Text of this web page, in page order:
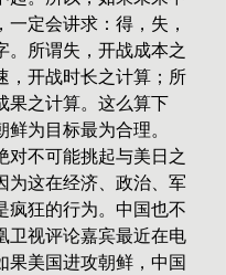
一定会讲求：得，失，
。所谓失，开战成本之
，开战时长之计算；所
果之计算。这么算下
鲜为目标最为合理。
对不可能挑起与美日之
为这在经济、政治、军
疯狂的行为。中国也不
卫视评论嘉宾最近在电
果美国进攻朝鲜，中国